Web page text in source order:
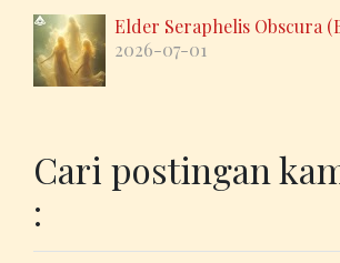
Elder Seraphelis Obscura
2026-07-01
Cari postingan
: